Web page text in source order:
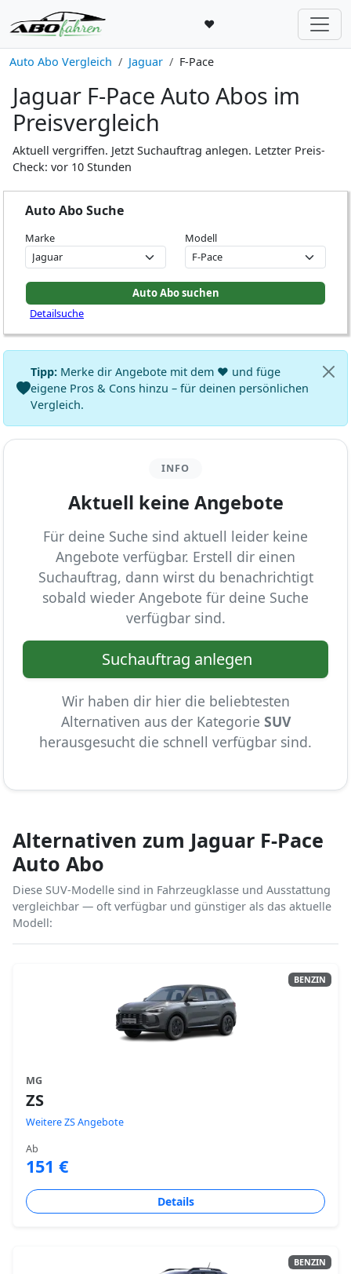
♥
Auto Abo Vergleich Jaguar F-Pace
Jaguar F-Pace Auto Abos im
Preisvergleich
Aktuell vergriffen. Jetzt Suchauftrag anlegen. Letzter Preis-
Check: vor 10 Stunden
Auto Abo Suche
Marke Modell
Detailsuche
Tipp: Merke dir Angebote mit dem ♥ und füge
eigene Pros & Cons hinzu – für deinen persönlichen
Vergleich.
INFO
Aktuell keine Angebote
Für deine Suche sind aktuell leider keine
Angebote verfügbar. Erstell dir einen
Suchauftrag, dann wirst du benachrichtigt
sobald wieder Angebote für deine Suche
verfügbar sind.
Suchauftrag anlegen
Wir haben dir hier die beliebtesten
Alternativen aus der Kategorie SUV
herausgesucht die schnell verfügbar sind.
Alternativen zum Jaguar F-Pace
Auto Abo
Diese SUV-Modelle sind in Fahrzeugklasse und Ausstattung
vergleichbar — oft verfügbar und günstiger als das aktuelle
Modell:
BENZIN
MG
ZS
Weitere ZS Angebote
Ab
151 €
Details
BENZIN